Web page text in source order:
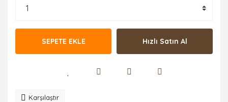
SEPETE EKLE Hızlı Satın Al
Karşılaştır